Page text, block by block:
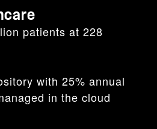
patients at 228
with 25% annual
in the cloud